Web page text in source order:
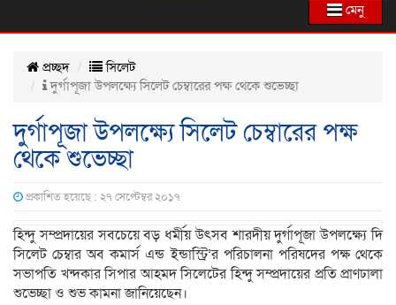
মেনু
প্রচ্ছদ
সিলেট
দুর্গাপূজা উপলক্ষ্যে সিলেট চেম্বারের পক্ষ থেকে শুভেচ্ছা
দুর্গাপূজা উপলক্ষ্যে সিলেট চেম্বারের পক্ষ
থেকে শুভেচ্ছা
প্রকাশিত হয়েছে : ২৭ সেপ্টেম্বর ২০১৭
হিন্দু সম্প্রদায়ের সবচেয়ে বড় ধর্মীয় উৎসব শারদীয় দুর্গাপূজা উপলক্ষ্যে দি
সিলেট চেম্বার অব কমার্স এন্ড ইন্ডাস্ট্রি’র পরিচালনা পরিষদের পক্ষ থেকে
সভাপতি খন্দকার সিপার আহমদ সিলেটের হিন্দু সম্প্রদায়ের প্রতি প্রাণঢালা
শুভেচ্ছা ও শুভ কামনা জানিয়েছেন।